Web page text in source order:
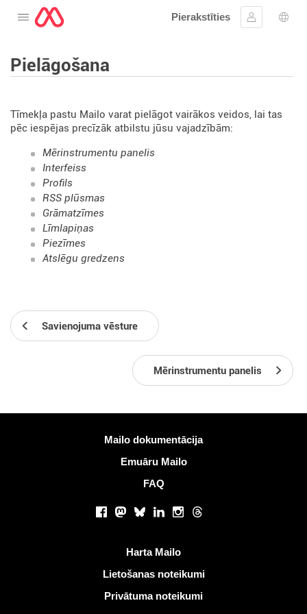
Atveriet izvēlni
Pierakstīties
Ielogoties
Pielāgošana
Tīmekļa pastu Mailo varat pielāgot vairākos veidos, lai tas
pēc iespējas precīzāk atbilstu jūsu vajadzībām:
Mērinstrumentu panelis
Interfeiss
Profils
RSS plūsmas
Grāmatzīmes
Līmlapiņas
Piezīmes
Atslēgu gredzens
Savienojuma vēsture
Mērinstrumentu panelis
Mailo dokumentācija
Emuāru Mailo
FAQ
Facebook
Mastodon
BlueskyLinkedInInstagram
Threads
Harta Mailo
Lietošanas noteikumi
Privātuma noteikumi